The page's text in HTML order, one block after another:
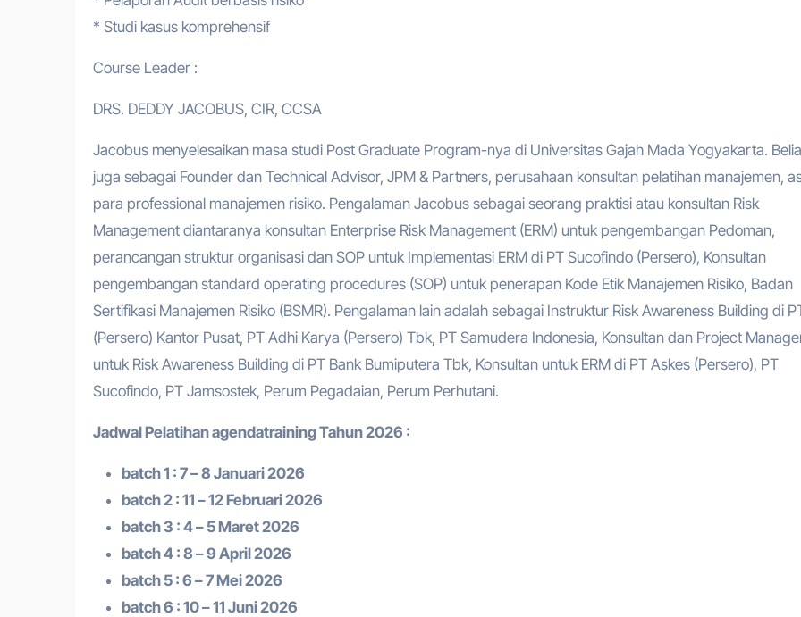
* Studi kasus komprehensif
Course Leader :
DRS. DEDDY JACOBUS, CIR, CCSA
Jacobus menyelesaikan masa studi Post Graduate Program-nya di Universitas Gajah Mada Yogyakarta.
juga sebagai Founder dan Technical Advisor, JPM & Partners, perusahaan konsultan pelatihan manajemen,
para professional manajemen risiko. Pengalaman Jacobus sebagai seorang praktisi atau konsultan Risk
Management diantaranya konsultan Enterprise Risk Management (ERM) untuk pengembangan Pedoman,
perancangan struktur organisasi dan SOP untuk Implementasi ERM di PT Sucofindo (Persero), Konsultan
pengembangan standard operating procedures (SOP) untuk penerapan Kode Etik Manajemen Risiko, Badan
Sertifikasi Manajemen Risiko (BSMR). Pengalaman lain adalah sebagai Instruktur Risk Awareness Building di
(Persero) Kantor Pusat, PT Adhi Karya (Persero) Tbk, PT Samudera Indonesia, Konsultan dan Project
untuk Risk Awareness Building di PT Bank Bumiputera Tbk, Konsultan untuk ERM di PT Askes (Persero), PT
Sucofindo, PT Jamsostek, Perum Pegadaian, Perum Perhutani.
Jadwal Pelatihan agendatrainingTahun 2026 :
batch 1 : 7 – 8 Januari 2026
batch 2 : 11 – 12 Februari 2026
batch 3 : 4 – 5 Maret 2026
batch 4 : 8 – 9 April 2026
batch 5 : 6 – 7 Mei 2026
batch 6 : 10 – 11 Juni 2026